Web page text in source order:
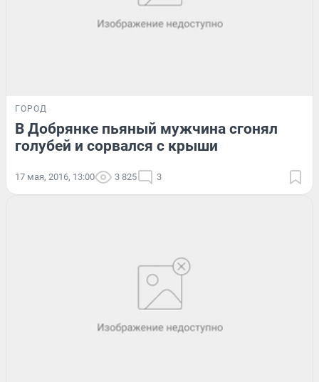
ГОРОД
В Добрянке пьяный мужчина сгонял
голубей и сорвался с крыши
17 мая, 2016, 13:00 3 825 3